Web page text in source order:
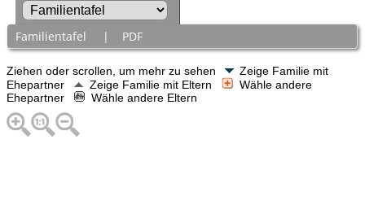
Familientafel | PDF
Ziehen oder scrollen, um mehr zu sehen
Zeige Familie mit
Ehepartner
Zeige Familie mit Eltern
Wähle andere
Ehepartner
Wähle andere Eltern